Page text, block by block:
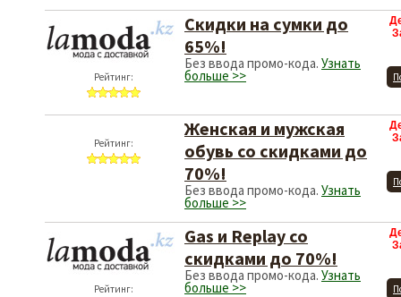
Рейтинг:
Скидки на сумки до
65%!
Без ввода промо-кода. Узнать
больше >>
Рейтинг:
Женская и мужская
обувь со скидками до
70%!
Без ввода промо-кода. Узнать
больше >>
Рейтинг:
Gas и Replay со
скидками до 70%!
Без ввода промо-кода. Узнать
больше >>